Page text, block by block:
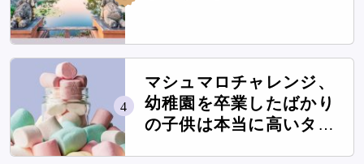
4
マシュマロチャレンジ、
幼稚園を卒業したばかり
の子供は本当に高いタワ